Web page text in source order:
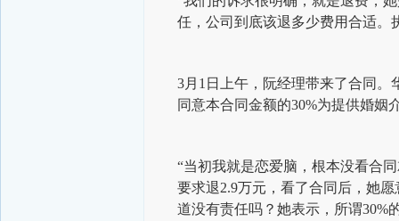
任，公司到底该退多少费用合适。
3月1日上午，阮经理带来了合同。
同意本合同金额的30%为提供婚姻
“当初我就是恋爱脑，根本没看合
要求退2.9万元，看了合同后，她
道没有责任吗？她表示，所谓30%